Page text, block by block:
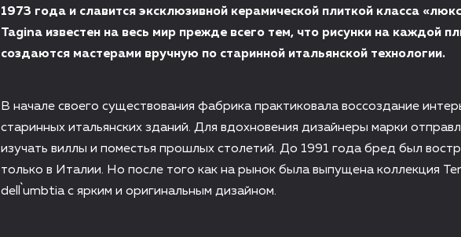
1973 года и славится эксклюзивной керамической плиткой класса
Tagina известен на весь мир прежде всего тем, что рисунки на каждой
создаются мастерами вручную по старинной итальянской технологии.
В начале своего существования фабрика практиковала воссоздание
старинных итальянских зданий. Для вдохновения дизайнеры марки
изучать виллы и поместья прошлых столетий. До 1991 года бред был
только в Италии. Но после того как на рынок была выпущена коллекция
dell`umbtia с ярким и оригинальным дизайном.